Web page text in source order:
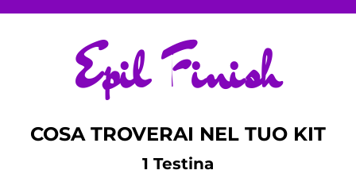
Epil Finish
COSA TROVERAI NEL TUO KIT
1 Testina